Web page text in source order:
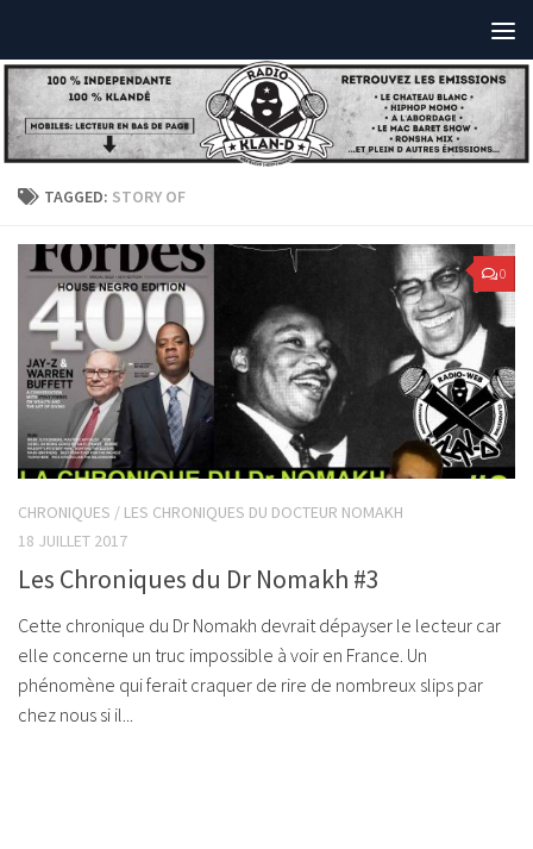
TAGGED: STORY OF
0
CHRONIQUES / LES CHRONIQUES DU DOCTEUR NOMAKH
18 JUILLET 2017
Les Chroniques du Dr Nomakh #3
Cette chronique du Dr Nomakh devrait dépayser le lecteur car
elle concerne un truc impossible à voir en France. Un
phénomène qui ferait craquer de rire de nombreux slips par
chez nous si il...